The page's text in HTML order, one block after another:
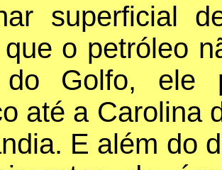
superficial
o petróleo
do Golfo, ele
até a Carolina
E além do